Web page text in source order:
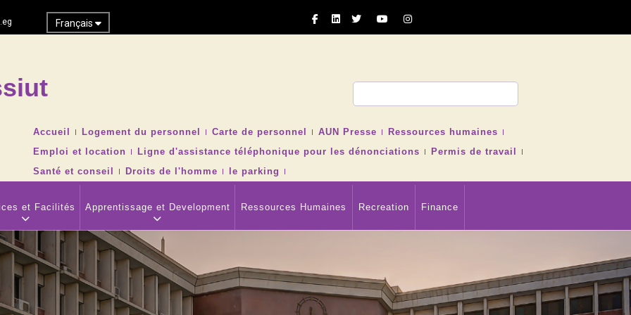
Français
TOP
NAVIGATION
MENU
Accueil Logement du personnel Carte de personnel AUN Presse
Ressources humaines
Emploi et location
Ligne d'assistance téléphonique pour les dénonciations
Permis de travail
Santé et conseil
Droits de l'homme le parking
et Facilités Apprentissage et Development Ressources Humaines Recreation Finance